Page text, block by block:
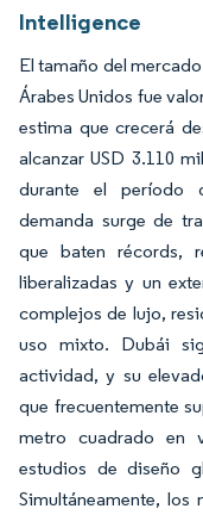
Intelligence
El tamaño del
Árabes Unidos fue
estima que crecerá
alcanzar USD 3.110
durante el período
demanda surge de
que baten récords,
liberalizadas y un
complejos de lujo,
uso mixto. Dubái
actividad, y su
que frecuentemente
metro cuadrado en
estudios de diseño
Simultáneamente,